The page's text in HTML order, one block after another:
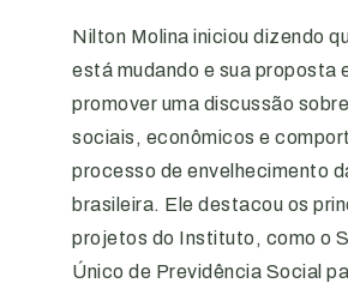
Nilton Molina iniciou dizendo
está mudando e sua proposta
promover uma discussão
sociais, econômicos e
processo de envelhecimento
brasileira. Ele destacou os
projetos do Instituto, como o
Único de Previdência Social